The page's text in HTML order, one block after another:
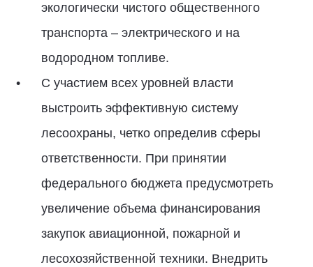
экологически чистого общественного
транспорта – электрического и на
водородном топливе.
С участием всех уровней власти
выстроить эффективную систему
лесоохраны, четко определив сферы
ответственности. При принятии
федерального бюджета предусмотреть
увеличение объема финансирования
закупок авиационной, пожарной и
лесохозяйственной техники. Внедрить